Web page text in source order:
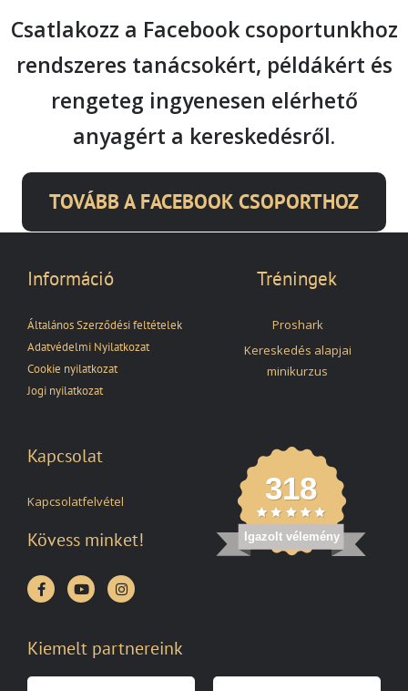
Csatlakozz a Facebook csoportunkhoz
rendszeres tanácsokért, példákért és
rengeteg ingyenesen elérhető
anyagért a kereskedésről.
TOVÁBB A FACEBOOK CSOPORTHOZ
Információ
Általános Szerződési feltételek
Adatvédelmi Nyilatkozat
Cookie nyilatkozat
Jogi nyilatkozat
Tréningek
Proshark
Kereskedés alapjai
minikurzus
Kapcsolat
Kapcsolatfelvétel
Kövess minket!
318
Igazolt vélemény
Kiemelt partnereink